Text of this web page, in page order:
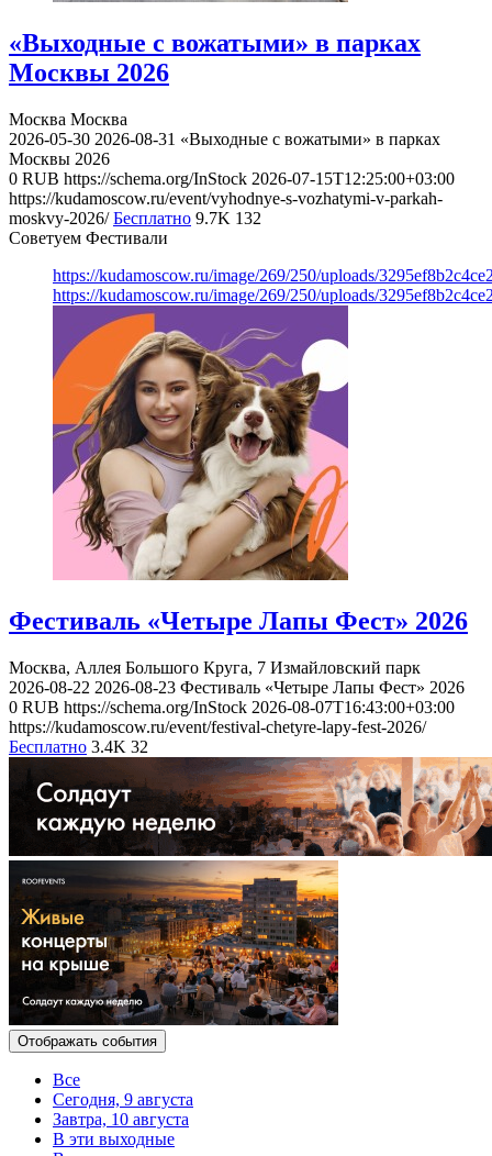
«Выходные с вожатыми» в парках
Москвы 2026
Москва Москва
2026-05-30 2026-08-31 «Выходные с вожатыми» в парках
Москвы 2026
0 RUB https://schema.org/InStock 2026-07-15T12:25:00+03:00
https://kudamoscow.ru/event/vyhodnye-s-vozhatymi-v-parkah-
moskvy-2026/ Бесплатно 9.7K 132
Советуем Фестивали
https://kudamoscow.ru/image/269/250/uploads/
https://kudamoscow.ru/image/269/250/uploads/
Фестиваль «Четыре Лапы Фест» 2026
Москва, Аллея Большого Круга, 7 Измайловский парк
2026-08-22 2026-08-23 Фестиваль «Четыре Лапы Фест» 2026
0 RUB https://schema.org/InStock 2026-08-07T16:43:00+03:00
https://kudamoscow.ru/event/festival-chetyre-lapy-fest-2026/
Бесплатно 3.4K 32
Отображать события
Все
Сегодня, 9 августа
Завтра, 10 августа
В эти выходные